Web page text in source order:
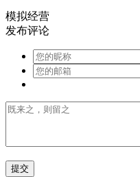
模拟经营
发布评论